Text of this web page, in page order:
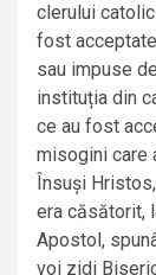
clerului
fost
sau impuse
instituția din
ce au fost
misogini care
Însuși
era căsătorit,
Apostol,
voi zidi